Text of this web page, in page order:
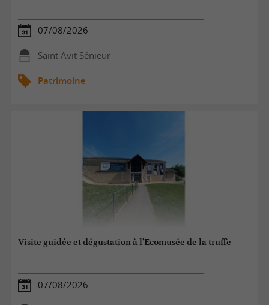
07/08/2026
Saint Avit Sénieur
Patrimoine
Visite guidée et dégustation à l'Ecomusée de la truffe
07/08/2026